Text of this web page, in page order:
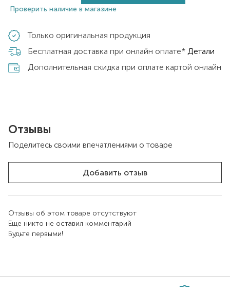
Проверить наличие в магазине
Только оригинальная продукция
Бесплатная доставка при онлайн оплате* Детали
Дополнительная скидка при оплате картой онлайн
Отзывы
Поделитесь своими впечатлениями о товаре
Добавить отзыв
Отзывы об этом товаре отсутствуют
Еще никто не оставил комментарий
Будьте первыми!